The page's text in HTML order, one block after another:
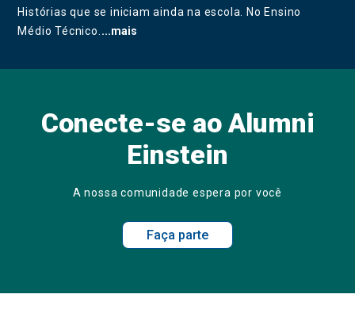
Histórias que se iniciam ainda na escola. No Ensino
Médio Técnico. ...mais
Conecte-se ao Alumni
Einstein
A nossa comunidade espera por você
Faça parte